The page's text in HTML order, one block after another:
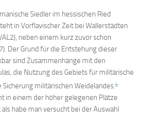
Siedler im hessischen Ried
in Vorflavischer Zeit bei Wallerstädten
neben einem kurz zuvor schon
Der Grund für die Entstehung dieser
sind Zusammenhänge mit den
die Nutzung des Gebiets für militärische
Sicherung militärischen Weidelandes.4
in einem der höher gelegenen Plätze
habe man versucht bei der Auswahl